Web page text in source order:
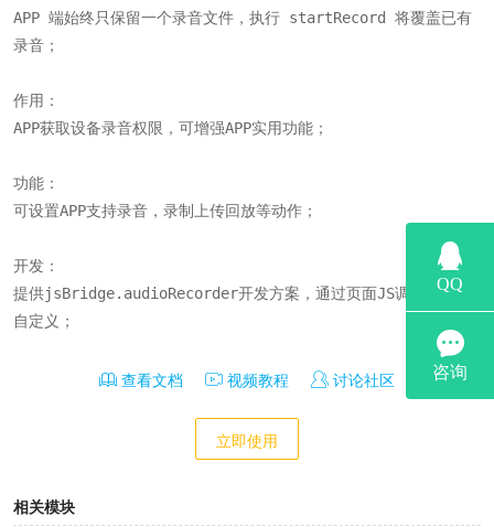
APP 端始终只保留一个录音文件，执行 startRecord 将覆盖已有
录音；
作用：
APP获取设备录音权限，可增强APP实用功能；
功能：
可设置APP支持录音，录制上传回放等动作；
开发：
提供jsBridge.audioRecorder开发方案，通过页面JS调用来实现
自定义；
查看文档 视频教程 讨论社区
立即使用
相关模块